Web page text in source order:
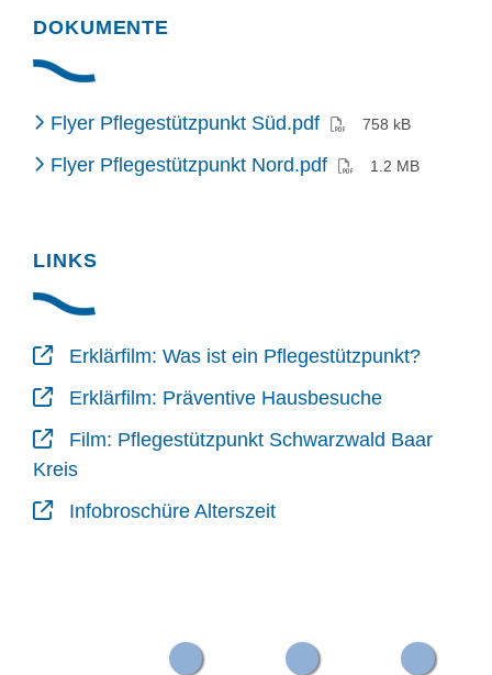
DOKUMENTE
Flyer Pflegestützpunkt Süd.pdf(PDF)758 kB
Flyer Pflegestützpunkt Nord.pdf(PDF)1.2 MB
LINKS
Erklärfilm: Was ist ein Pflegestützpunkt?
Erklärfilm: Präventive Hausbesuche
Film: Pflegestützpunkt Schwarzwald Baar
Kreis
Infobroschüre Alterszeit